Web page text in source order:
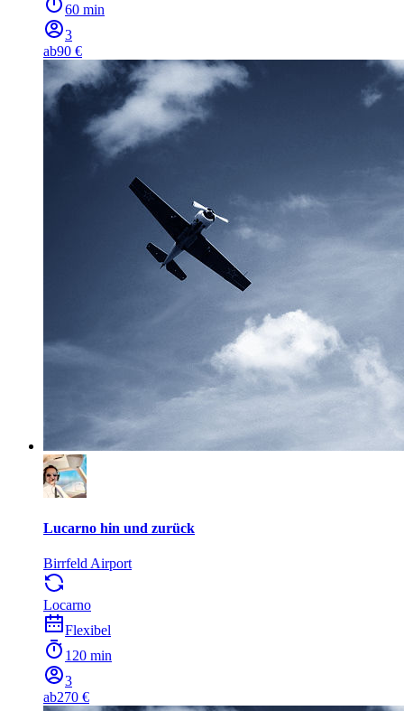
60 min
3
ab90 €
Lucarno hin und zurück
Birrfeld Airport
Locarno
Flexibel
120 min
3
ab270 €